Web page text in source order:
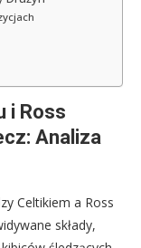
i Ross
Analiza
Celtikiem a Ross
składy,